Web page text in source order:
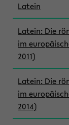
Latein
Latein: Die
im
2011)
Latein: Die
im
2014)